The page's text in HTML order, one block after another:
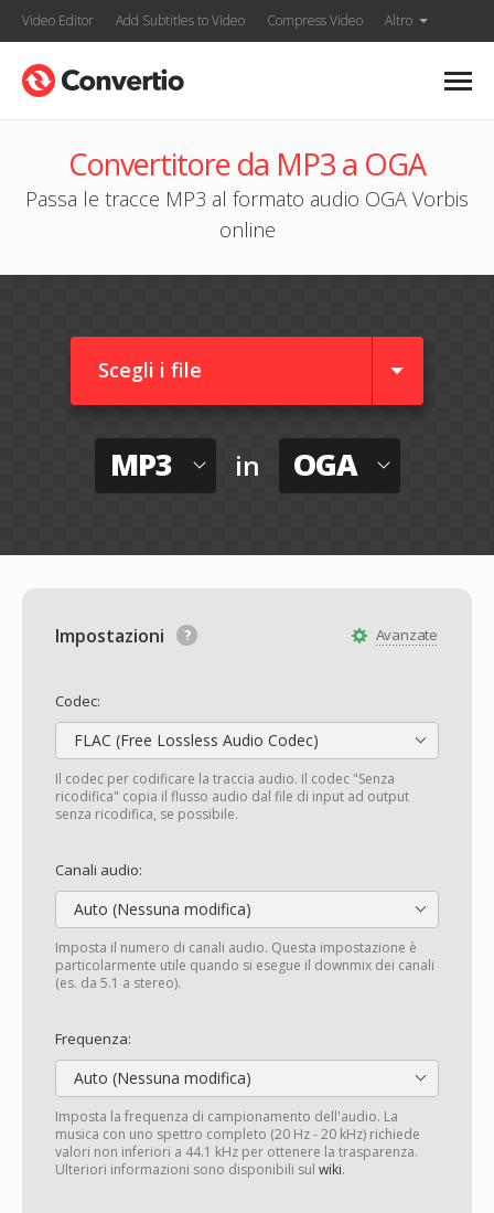
Video Editor Add Subtitles to Video Compress Video Altro
Convertitore da MP3 a OGA
Passa le tracce MP3 al formato audio OGA Vorbis
online
Scegli i file
MP3 in OGA
Avanzate
Impostazioni
Codec:
FLAC (Free Lossless Audio Codec)
Il codec per codificare la traccia audio. Il codec "Senza
ricodifica" copia il flusso audio dal file di input ad output
senza ricodifica, se possibile.
Canali audio:
Auto (Nessuna modifica)
Imposta il numero di canali audio. Questa impostazione è
particolarmente utile quando si esegue il downmix dei canali
(es. da 5.1 a stereo).
Frequenza:
Auto (Nessuna modifica)
Imposta la frequenza di campionamento dell'audio. La
musica con uno spettro completo (20 Hz - 20 kHz) richiede
valori non inferiori a 44.1 kHz per ottenere la trasparenza.
Ulteriori informazioni sono disponibili sul wiki.